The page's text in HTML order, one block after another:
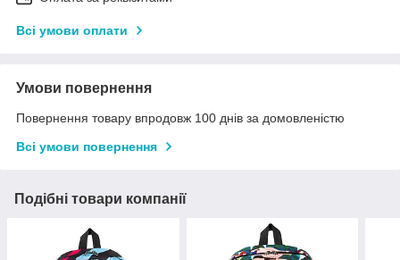
Всі умови оплати
Умови повернення
Повернення товару впродовж 100 днів за домовленістю
Всі умови повернення
Подібні товари компанії